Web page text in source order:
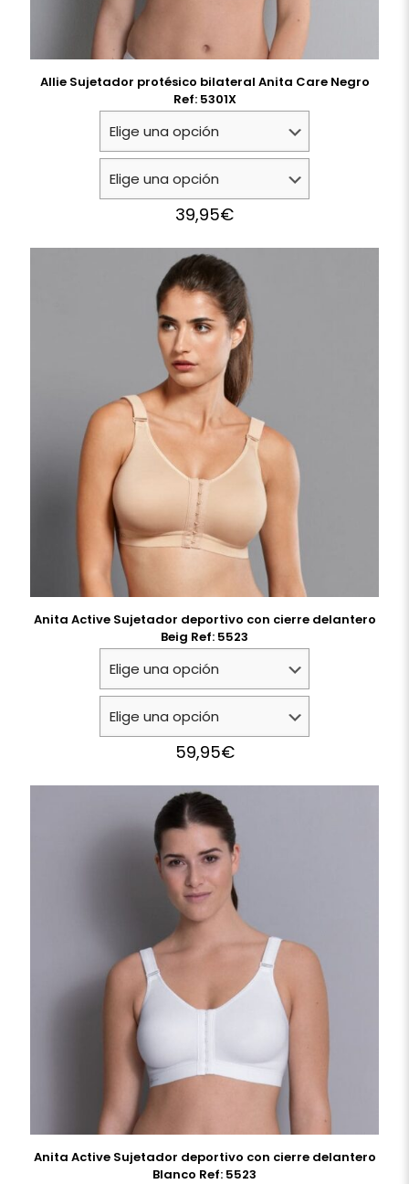
Allie Sujetador protésico bilateral Anita Care Negro
Ref: 5301X
39,95€
Anita Active Sujetador deportivo con cierre delantero
Beig Ref: 5523
59,95€
Anita Active Sujetador deportivo con cierre delantero
Blanco Ref: 5523